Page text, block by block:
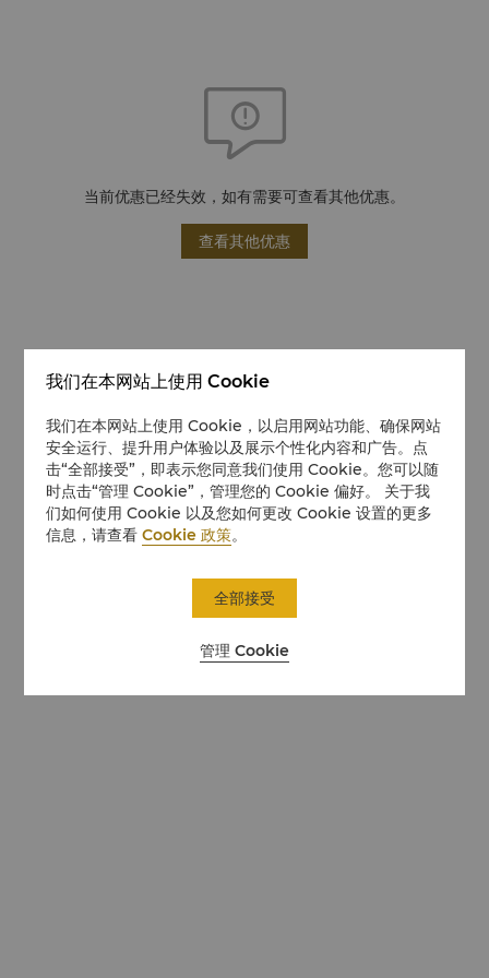
当前优惠已经失效，如有需要可查看其他优惠。
查看其他优惠
我们在本网站上使用 Cookie
我们在本网站上使用 Cookie，以启用网站功能、确保网站
安全运行、提升用户体验以及展示个性化内容和广告。点
击“全部接受”，即表示您同意我们使用 Cookie。您可以随
时点击“管理 Cookie”，管理您的 Cookie 偏好。 关于我
们如何使用 Cookie 以及您如何更改 Cookie 设置的更多
信息，请查看Cookie 政策。
管理 Cookie
全部接受